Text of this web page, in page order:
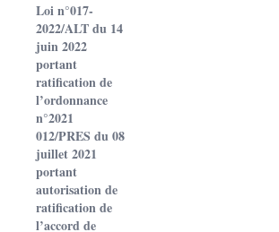
Loi n°017-
2022/ALT du 14
juin 2022
portant
ratification de
l’ordonnance
n°2021
012/PRES du 08
juillet 2021
portant
autorisation de
ratification de
l’accord de